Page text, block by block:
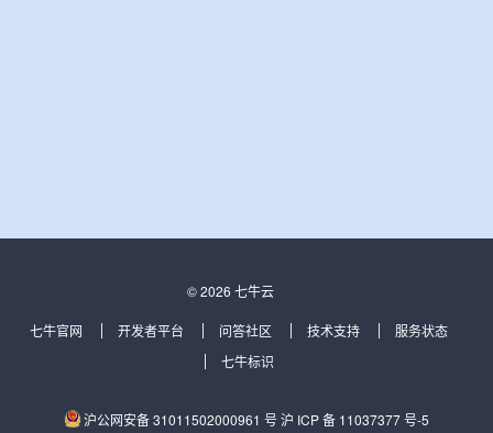
© 2026 七牛云
七牛官网 开发者平台 问答社区 技术支持
服务状态
七牛标识
沪公网安备 31011502000961 号沪 ICP 备 11037377 号-5